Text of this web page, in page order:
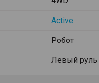
Active
Робот
Левый руль